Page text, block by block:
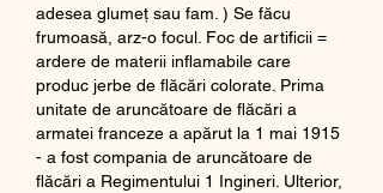
adesea glumeț sau fam. ) Se făcu
frumoasă, arz-o focul. Foc de artificii =
ardere de materii inflamabile care
produc jerbe de flăcări colorate. Prima
unitate de aruncătoare de flăcări a
armatei franceze a apărut la 1 mai 1915
- a fost compania de aruncătoare de
flăcări a Regimentului 1 Ingineri. Ulterior,